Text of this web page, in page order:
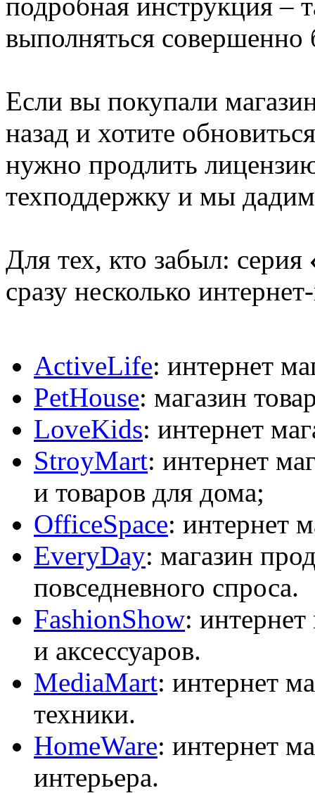
выполняться совершенно
Если вы покупали
назад и хотите
нужно продлить
техподдержку и мы
Для тех, кто забыл: серия
сразу несколько
ActiveLife: интернет
PetHouse: магазин
LoveKids: интернет
StroyMart: интернет
и товаров для дома;
OfficeSpace: интернет
EveryDay: магазин
повседневного спроса.
FashionShow:
и аксессуаров.
MediaMart: интернет
техники.
HomeWare: интернет
интерьера.